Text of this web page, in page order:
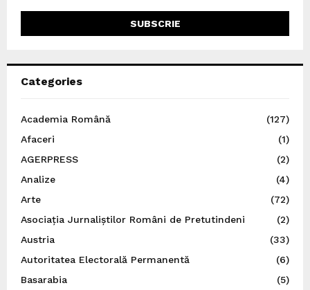
Categories
Academia Română
(127)
Afaceri
(1)
AGERPRESS
(2)
Analize
(4)
Arte
(72)
Asociația Jurnaliștilor Români de Pretutindeni
(2)
Austria
(33)
Autoritatea Electorală Permanentă
(6)
Basarabia
(5)